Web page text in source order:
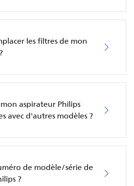
les filtres de mon
mon aspirateur Philips
avec d'autres modèles ?
de modèle/série de
?